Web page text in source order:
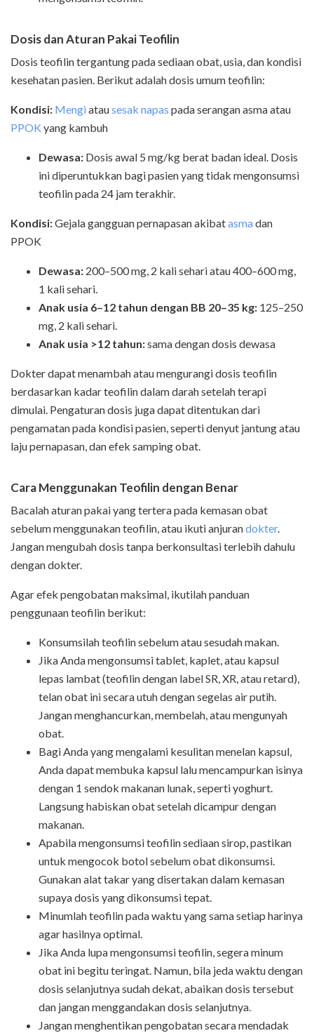
Dosis dan Aturan PakaiTeofilin
Dosis teofilin tergantung pada sediaan obat, usia, dan kondisi
kesehatan pasien. Berikut adalah dosis umum teofilin:
Kondisi: Mengiatausesak napas pada serangan asma atau
PPOK yang kambuh
Dewasa: Dosis awal 5 mg/kg berat badan ideal. Dosis
ini diperuntukkan bagi pasien yang tidak mengonsumsi
teofilin pada 24 jam terakhir.
Kondisi:Gejala gangguan pernapasan akibatasmadan
PPOK
Dewasa: 200–500 mg, 2 kali sehari atau 400–600 mg,
1 kali sehari.
Anak usia 6–12 tahun dengan BB 20–35 kg: 125–250
mg, 2 kali sehari.
Anak usia >12 tahun:sama dengan dosis dewasa
Dokter dapat menambah atau mengurangi dosis teofilin
berdasarkan kadar teofilin dalam darah setelah terapi
dimulai. Pengaturan dosis juga dapat ditentukan dari
pengamatan pada kondisi pasien, seperti denyut jantung atau
laju pernapasan, dan efek samping obat.
Cara Menggunakan Teofilin dengan Benar
Bacalah aturan pakai yang tertera pada kemasan obat
sebelum menggunakan teofilin, atau ikuti anjurandokter.
Jangan mengubah dosis tanpa berkonsultasi terlebih dahulu
dengan dokter.
Agar efek pengobatan maksimal, ikutilah panduan
penggunaan teofilin berikut:
Konsumsilah teofilin sebelum atau sesudah makan.
Jika Anda mengonsumsi tablet, kaplet, atau kapsul
lepas lambat (teofilin dengan label SR, XR, atau retard),
telan obat ini secara utuh dengan segelas air putih.
Jangan menghancurkan, membelah, atau mengunyah
obat.
Bagi Anda yang mengalami kesulitan menelan kapsul,
Anda dapat membuka kapsul lalu mencampurkan isinya
dengan 1 sendok makanan lunak, seperti yoghurt.
Langsung habiskan obat setelah dicampur dengan
makanan.
Apabila mengonsumsi teofilin sediaan sirop, pastikan
untuk mengocok botol sebelum obat dikonsumsi.
Gunakan alat takar yang disertakan dalam kemasan
supaya dosis yang dikonsumsi tepat.
Minumlah teofilin pada waktu yang sama setiap harinya
agar hasilnya optimal.
Jika Anda lupa mengonsumsi teofilin, segera minum
obat ini begitu teringat. Namun, bila jeda waktu dengan
dosis selanjutnya sudah dekat, abaikan dosis tersebut
dan jangan menggandakan dosis selanjutnya.
Jangan menghentikan pengobatan secara mendadak